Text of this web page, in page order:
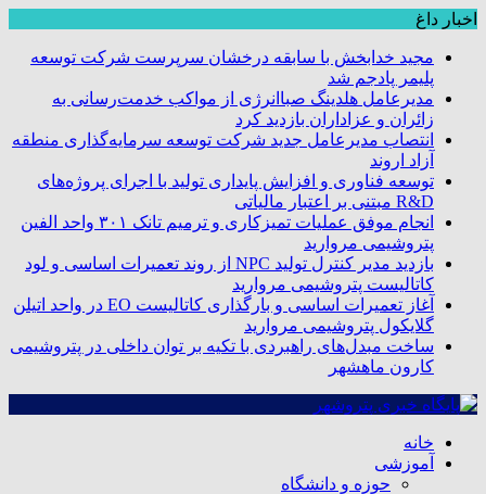
اخبار داغ
مجید خدابخش با سابقه درخشان سرپرست شرکت توسعه
پلیمر پادجم شد
مدیرعامل هلدینگ صباانرژی از مواکب خدمت‌رسانی به
زائران و عزاداران بازدید کرد
انتصاب مدیرعامل جدید شرکت توسعه سرمایه‌گذاری منطقه
آزاد اروند
توسعه فناوری و افزایش پایداری تولید با اجرای پروژه‌های
R&D مبتنی بر اعتبار مالیاتی
انجام موفق عملیات تمیزکاری و ترمیم تانک ۳۰۱ واحد الفین
پتروشیمی مروارید
بازدید مدیر کنترل تولید NPC از روند تعمیرات اساسی و لود
کاتالیست پتروشیمی مروارید
آغاز تعمیرات اساسی و بارگذاری کاتالیست EO در واحد اتیلن
گلایکول پتروشیمی مروارید
ساخت مبدل‌های راهبردی با تکیه بر توان داخلی در پتروشیمی
کارون ماهشهر
خانه
آموزشی
حوزه و دانشگاه